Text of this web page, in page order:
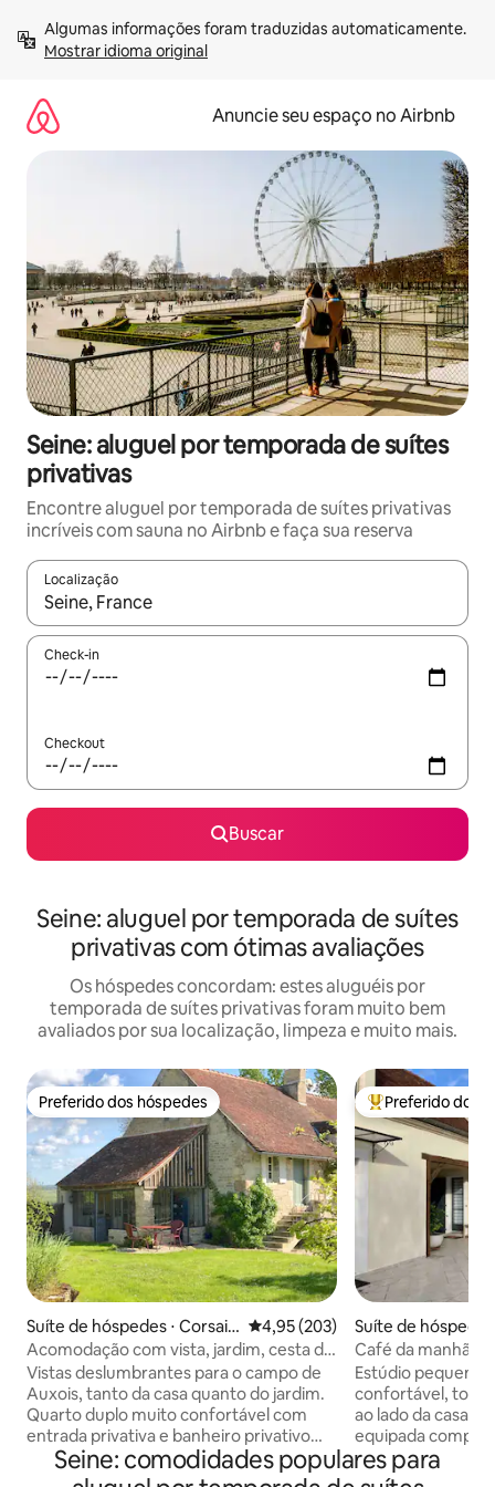
para
Mostrar idioma original
Anuncie seu espaço no Airbnb
Seine: aluguel por temporada de suítes
privativas
Encontre aluguel por temporada de suítes privativas
incríveis com sauna no Airbnb e faça sua reserva
Localização
Quando os resultados estiverem disponíveis, explore-os
Check-in
Checkout
Buscar
Seine: aluguel por temporada de suítes
privativas com ótimas avaliações
Os hóspedes concordam: estes aluguéis por
temporada de suítes privativas foram muito bem
avaliados por sua localização, limpeza e muito mais.
Preferido dos hóspedes
Preferido dos hóspedes
Suíte de hóspedes ⋅ Corsain
t
4,95 de uma avaliação média de
4,95 (203)
Acomodação com vista, jardim, cesta de
café da manhã
Vistas deslumbrantes para o campo de
Auxois, tanto da casa quanto do jardim.
Quarto duplo muito confortável com
entrada privativa e banheiro privativo
em uma aldeia sonolenta. A cozinha do
jardim aquecida pode ser apreciada
Entre os
Preferido dos
Suíte de hóspedes
auveur-sur-École
Café da manhã
Fontainebleau
Estúdio pequeno,
confortável,
ao lado da casa
equipada completa. O café da
está incluído nos
sua estadia.
Seine: comodidades populares para